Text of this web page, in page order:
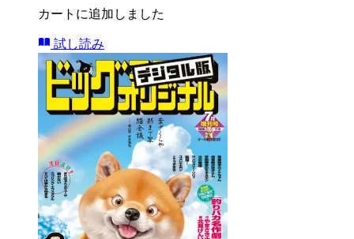
カートに追加しました
試し読み